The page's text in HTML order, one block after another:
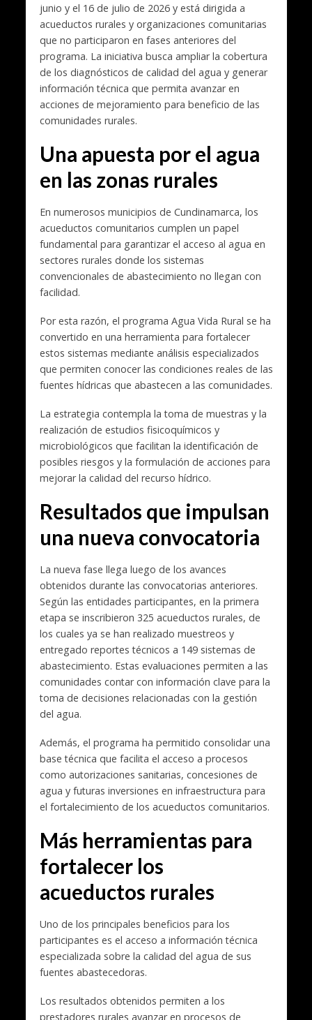
junio y el 16 de julio de 2026 y está dirigida a
acueductos rurales y organizaciones comunitarias
que no participaron en fases anteriores del
programa. La iniciativa busca ampliar la cobertura
de los diagnósticos de calidad del agua y generar
información técnica que permita avanzar en
acciones de mejoramiento para beneficio de las
comunidades rurales.
Una apuesta por el agua
en las zonas rurales
En numerosos municipios de Cundinamarca, los
acueductos comunitarios cumplen un papel
fundamental para garantizar el acceso al agua en
sectores rurales donde los sistemas
convencionales de abastecimiento no llegan con
facilidad.
Por esta razón, el programa Agua Vida Rural se ha
convertido en una herramienta para fortalecer
estos sistemas mediante análisis especializados
que permiten conocer las condiciones reales de las
fuentes hídricas que abastecen a las comunidades.
La estrategia contempla la toma de muestras y la
realización de estudios fisicoquímicos y
microbiológicos que facilitan la identificación de
posibles riesgos y la formulación de acciones para
mejorar la calidad del recurso hídrico.
Resultados que impulsan
una nueva convocatoria
La nueva fase llega luego de los avances
obtenidos durante las convocatorias anteriores.
Según las entidades participantes, en la primera
etapa se inscribieron 325 acueductos rurales, de
los cuales ya se han realizado muestreos y
entregado reportes técnicos a 149 sistemas de
abastecimiento. Estas evaluaciones permiten a las
comunidades contar con información clave para la
toma de decisiones relacionadas con la gestión
del agua.
Además, el programa ha permitido consolidar una
base técnica que facilita el acceso a procesos
como autorizaciones sanitarias, concesiones de
agua y futuras inversiones en infraestructura para
el fortalecimiento de los acueductos comunitarios.
Más herramientas para
fortalecer los
acueductos rurales
Uno de los principales beneficios para los
participantes es el acceso a información técnica
especializada sobre la calidad del agua de sus
fuentes abastecedoras.
Los resultados obtenidos permiten a los
prestadores rurales avanzar en procesos de